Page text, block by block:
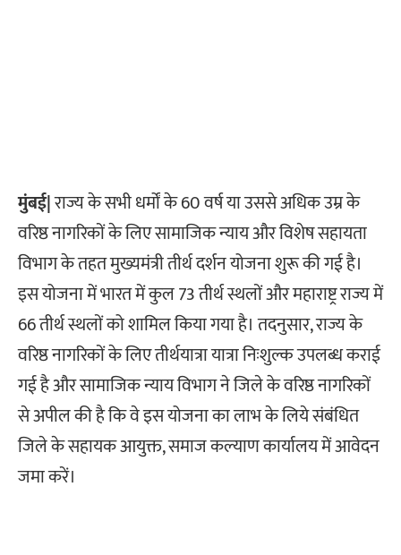
मुंबई|राज्य के सभी धर्मों के 60 वर्ष या उससे अधिक उम्र के
वरिष्ठ नागरिकों के लिए सामाजिक न्याय और विशेष सहायता
विभाग के तहत मुख्यमंत्री तीर्थ दर्शन योजना शुरू की गई है।
इस योजना में भारत में कुल 73 तीर्थ स्थलों और महाराष्ट्र राज्य में
66 तीर्थ स्थलों को शामिल किया गया है। तदनुसार, राज्य के
वरिष्ठ नागरिकों के लिए तीर्थयात्रा यात्रा निःशुल्क उपलब्ध कराई
गई है और सामाजिक न्याय विभाग ने जिले के वरिष्ठ नागरिकों
से अपील की है कि वे इस योजना का लाभ के लिये संबंधित
जिले के सहायक आयुक्त, समाज कल्याण कार्यालय में आवेदन
जमा करें।